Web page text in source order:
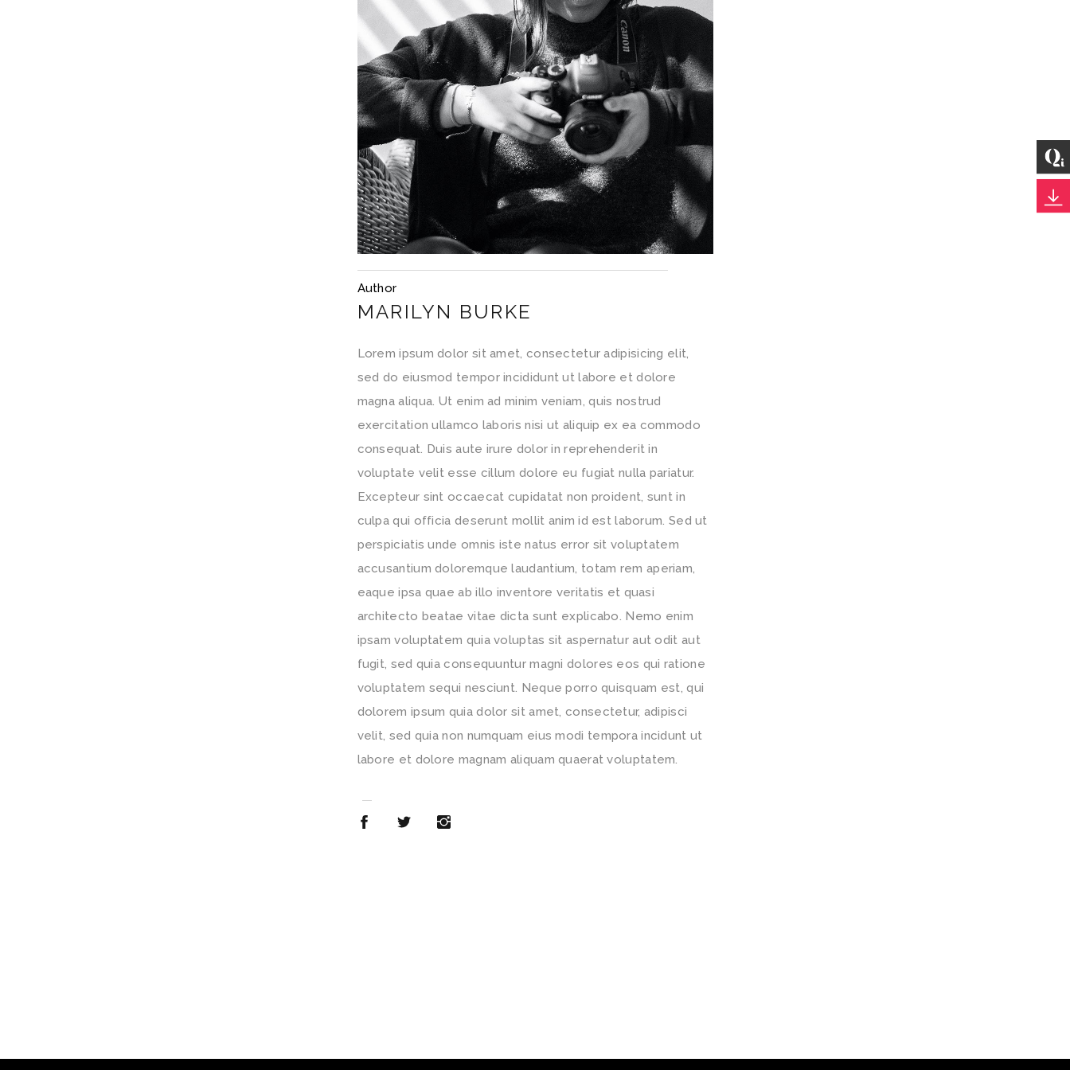
Author
MARILYN BURKE
Lorem ipsum dolor sit amet, consectetur adipisicing elit,
sed do eiusmod tempor incididunt ut labore et dolore
magna aliqua. Ut enim ad minim veniam, quis nostrud
exercitation ullamco laboris nisi ut aliquip ex ea commodo
consequat. Duis aute irure dolor in reprehenderit in
voluptate velit esse cillum dolore eu fugiat nulla pariatur.
Excepteur sint occaecat cupidatat non proident, sunt in
culpa qui officia deserunt mollit anim id est laborum. Sed ut
perspiciatis unde omnis iste natus error sit voluptatem
accusantium doloremque laudantium, totam rem aperiam,
eaque ipsa quae ab illo inventore veritatis et quasi
architecto beatae vitae dicta sunt explicabo. Nemo enim
ipsam voluptatem quia voluptas sit aspernatur aut odit aut
fugit, sed quia consequuntur magni dolores eos qui ratione
voluptatem sequi nesciunt. Neque porro quisquam est, qui
dolorem ipsum quia dolor sit amet, consectetur, adipisci
velit, sed quia non numquam eius modi tempora incidunt ut
labore et dolore magnam aliquam quaerat voluptatem.